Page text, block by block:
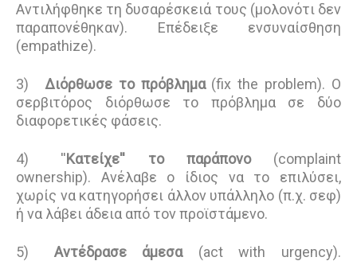
Αντιλήφθηκε τη δυσαρέσκειά τους (μολονότι δεν
παραπονέθηκαν). Επέδειξε ενσυναίσθηση
(empathize).
3) Διόρθωσε το πρόβλημα(fix the problem). Ο
σερβιτόρος διόρθωσε το πρόβλημα σε δύο
διαφορετικές φάσεις.
4) ''Κατείχε'' το παράπονο(complaint
ownership). Ανέλαβε ο ίδιος να το επιλύσει,
χωρίς να κατηγορήσει άλλον υπάλληλο (π.χ. σεφ)
ή να λάβει άδεια από τον προϊστάμενο.
5) Αντέδρασε άμεσα(act with urgency).